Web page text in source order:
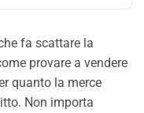
fa scattare la
provare a vendere
quanto la merce
Non importa